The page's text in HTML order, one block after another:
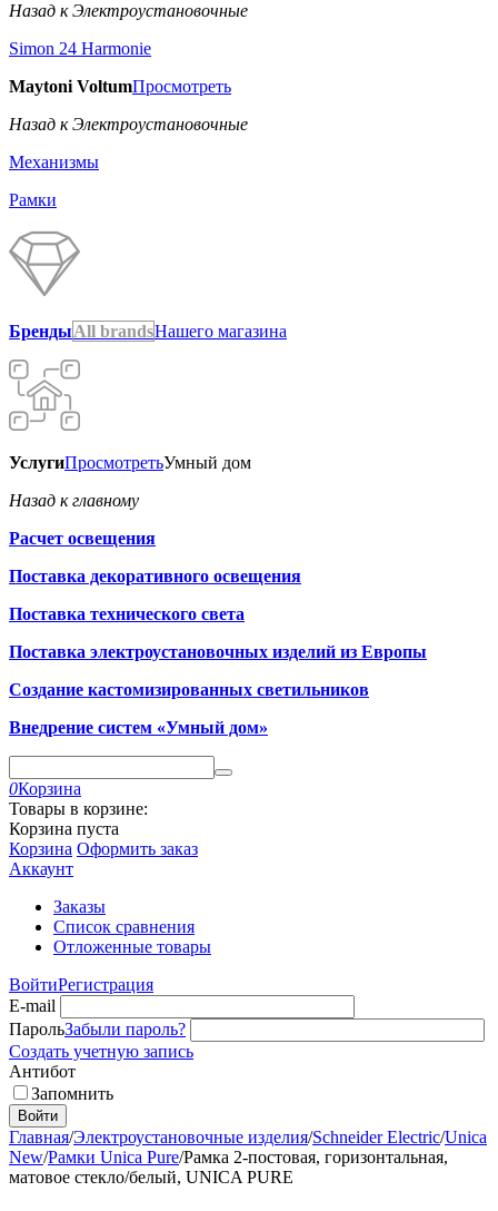
Назад к Электроустановочные
Simon 24 Harmonie
Maytoni VoltumПросмотреть
Назад к Электроустановочные
Механизмы
Рамки
БрендыAll brandsНашего магазина
УслугиПросмотретьУмный дом
Назад к главному
Расчет освещения
Поставка декоративного освещения
Поставка технического света
Поставка электроустановочных изделий из Европы
Создание кастомизированных светильников
Внедрение систем «Умный дом»
0Корзина
Товары в корзине:
Корзина пуста
Корзина Оформить заказ
Аккаунт
Заказы
Список сравнения
Отложенные товары
ВойтиРегистрация
E-mail
ПарольЗабыли пароль?
Создать учетную запись
Антибот
Запомнить
Войти
Главная/Электроустановочные изделия/Schneider Electric/Unica
New/Рамки Unica Pure/Рамка 2-постовая, горизонтальная,
матовое стекло/белый, UNICA PURE